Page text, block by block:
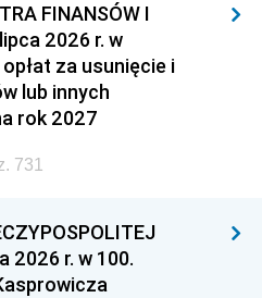
FINANSÓW I
2026 r. w
za usunięcie i
lub innych
rok 2027
731
2026 r. w 100.